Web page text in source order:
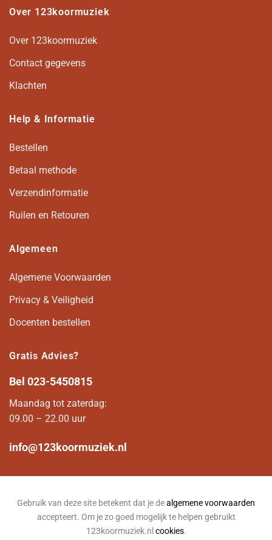
Over 123koormuziek
Over 123koormuziek
Contact gegevens
Klachten
Help & Informatie
Bestellen
Betaal methode
Verzendinformatie
Ruilen en Retouren
Algemeen
Algemene Voorwaarden
Privacy & Veiligheid
Docenten bestellen
Gratis Advies?
Bel 023-5450815
Maandag tot zaterdag:
09.00 – 22.00 uur
info@123koormuziek.nl
Gebruik van deze site betekent dat je dealgemene voorwaarden
accepteert. Om je zo goed mogelijk te helpen gebruikt
123koormuziek.nl cookies.